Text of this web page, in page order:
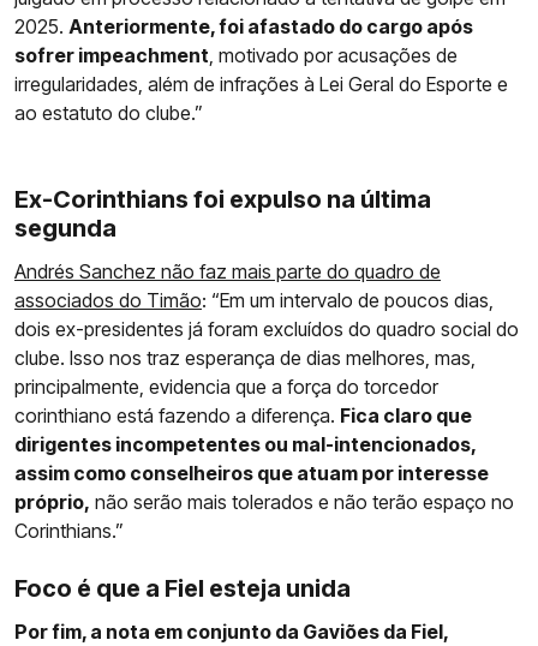
2025. Anteriormente, foi afastado do cargo após
sofrer impeachment , motivado por acusações de
irregularidades, além de infrações à Lei Geral do Esporte e
ao estatuto do clube.”
Ex-Corinthians foi expulso na última
segunda
Andrés Sanchez não faz mais parte do quadro de
associados do Timão: “Em um intervalo de poucos dias,
dois ex-presidentes já foram excluídos do quadro social do
clube. Isso nos traz esperança de dias melhores, mas,
principalmente, evidencia que a força do torcedor
corinthiano está fazendo a diferença. Fica claro que
dirigentes incompetentes ou mal-intencionados,
assim como conselheiros que atuam por interesse
próprio, não serão mais tolerados e não terão espaço no
Corinthians.”
Foco é que a Fiel esteja unida
Por fim, a nota em conjunto da Gaviões da Fiel,